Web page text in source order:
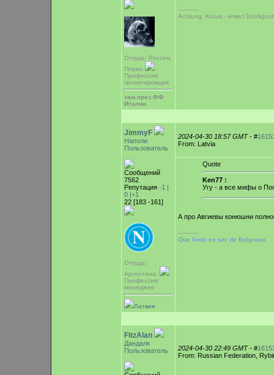
Откуда: Россия,
Пермь
Профессия:
проектировщик
зам.през.ФФ
Италии
-----------
Achtung: Korus - śmieci
JimmyF
Наполи
Пользователь
Сообщений
7562
Репутация -1 |
0 |+1
22 [183 -161]
Откуда:
Аргентина,
Профессия:
менеджер
Латвия
2024-04-30 18:57 GMT- #
From: Latvia
Quote
Ken77 :
Угу - а все мифы о
А про Авгиевы конюшни
-----------
Que lindo es ser de Belgrano
FitzAlan
Дандалк
Пользователь
2024-04-30 22:49 GMT- #
From: Russian Federation,